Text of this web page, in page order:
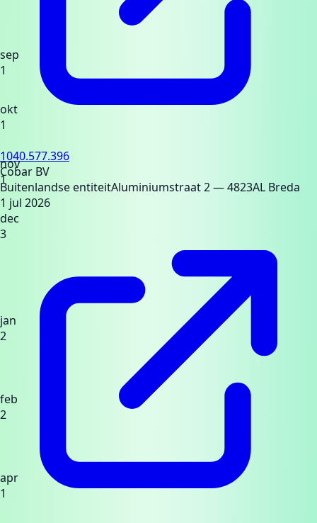
sep
1
okt
1
nov
1
dec
3
jan
2
feb
2
apr
1
1040.577.396
Cobar BV
Buitenlandse entiteitAluminiumstraat 2— 4823AL Breda
1 jul 2026